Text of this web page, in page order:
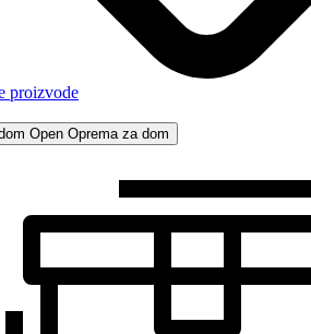
proizvode
Open Oprema za dom